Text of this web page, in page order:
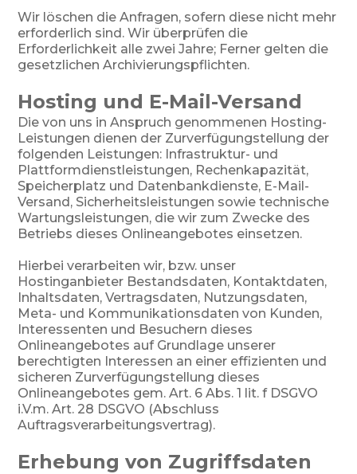
Wir löschen die Anfragen, sofern diese nicht mehr
erforderlich sind. Wir überprüfen die
Erforderlichkeit alle zwei Jahre; Ferner gelten die
gesetzlichen Archivierungspflichten.
Hosting und E-Mail-Versand
Die von uns in Anspruch genommenen Hosting-
Leistungen dienen der Zurverfügungstellung der
folgenden Leistungen: Infrastruktur- und
Plattformdienstleistungen, Rechenkapazität,
Speicherplatz und Datenbankdienste, E-Mail-
Versand, Sicherheitsleistungen sowie technische
Wartungsleistungen, die wir zum Zwecke des
Betriebs dieses Onlineangebotes einsetzen.
Hierbei verarbeiten wir, bzw. unser
Hostinganbieter Bestandsdaten, Kontaktdaten,
Inhaltsdaten, Vertragsdaten, Nutzungsdaten,
Meta- und Kommunikationsdaten von Kunden,
Interessenten und Besuchern dieses
Onlineangebotes auf Grundlage unserer
berechtigten Interessen an einer effizienten und
sicheren Zurverfügungstellung dieses
Onlineangebotes gem. Art. 6 Abs. 1 lit. f DSGVO
i.V.m. Art. 28 DSGVO (Abschluss
Auftragsverarbeitungsvertrag).
Erhebung von Zugriffsdaten